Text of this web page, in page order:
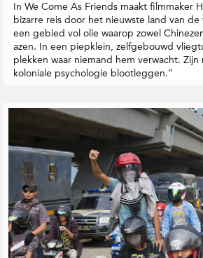
In We Come As Friends maakt filmmaker
bizarre reis door het nieuwste land van
een gebied vol olie waarop zowel
azen. In een piepklein, zelfgebouwd
plekken waar niemand hem verwacht. Zijn
koloniale psychologie blootleggen.”